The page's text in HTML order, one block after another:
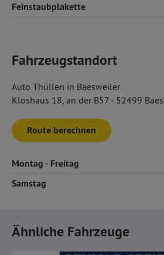
Feinstaubplakette
Fahrzeugstandort
Auto Thüllen in Baesweiler
Kloshaus 18, an der B57 - 52499
Route berechnen
Montag - Freitag
Samstag
Ähnliche Fahrzeuge